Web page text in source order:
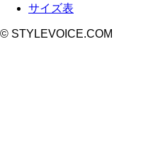
サイズ表
© STYLEVOICE.COM